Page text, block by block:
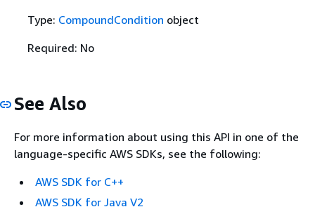
Type: CompoundCondition object
Required: No
See Also
For more information about using this API in one of the
language-specific AWS SDKs, see the following:
AWS SDK for C++
AWS SDK for Java V2